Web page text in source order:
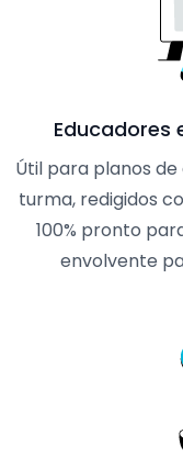
Educadores
Útil para planos
turma, redigidos
100% pronto
envolvente